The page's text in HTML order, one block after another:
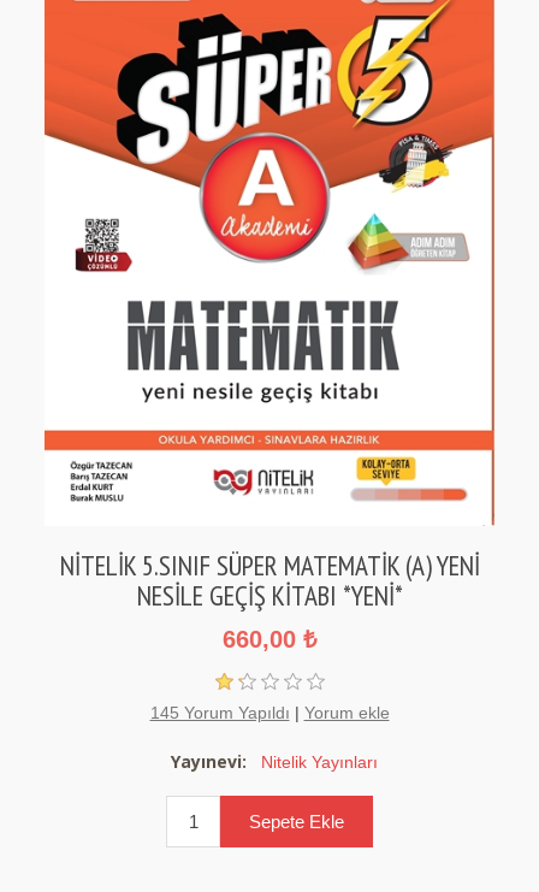
NİTELİK 5.SINIF SÜPER MATEMATİK (A) YENİ
NESİLE GEÇİŞ KİTABI *YENİ*
660,00 ₺
145 Yorum Yapıldı | Yorum ekle
Yayınevi: Nitelik Yayınları